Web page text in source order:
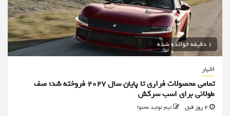
1 دقیقه خوانده شده
اخبار
تمامی محصولات فراری تا پایان سال ۲۰۲۷ فروخته شد؛ صف
طولانی برای اسب سرکش
تیم تولید محتوا